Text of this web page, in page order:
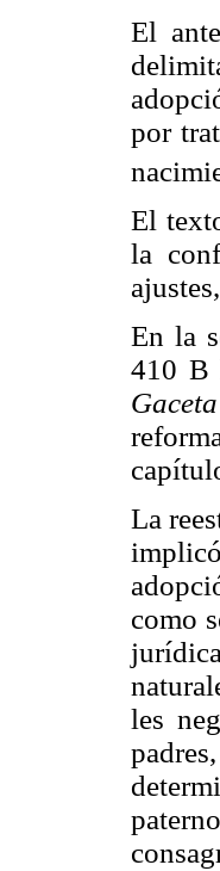
El
por
El
la
En la
410 B
La
como
les